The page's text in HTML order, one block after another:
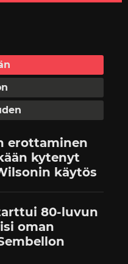
erottaminen
kytenyt
käytös
80-luvun
oman